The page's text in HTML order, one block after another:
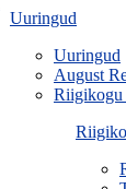
Uuringud
Uuringud
August
Riigikogu